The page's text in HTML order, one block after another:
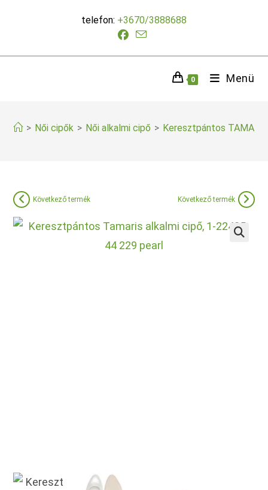
telefon: +3670/3888688
0 Menü
> Női cipők > Női alkalmi cipő > Keresztpántos
Következő termék Következő termék